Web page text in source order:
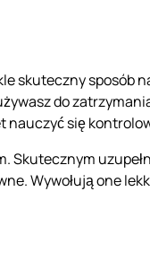
skuteczny sposób
do
się
Skutecznym
Wywołują one